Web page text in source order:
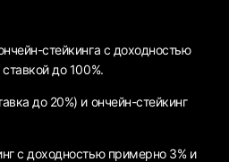
стейкинга с доходностью
до 100%.
до 20%) и ончейн-стейкинг
с доходностью примерно 3% и